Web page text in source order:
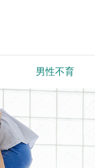
男性不育